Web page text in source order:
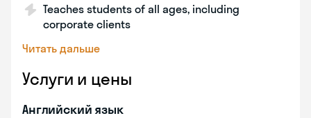
Teaches students of all ages, including
corporate clients
Читать дальше
Услуги и цены
Английский язык